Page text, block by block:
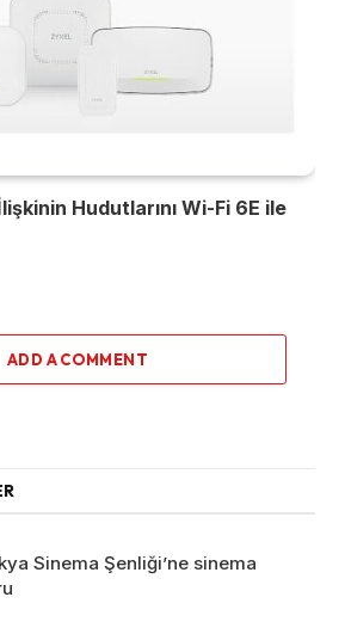
Hudutlarını Wi-Fi 6E ile
ADD A COMMENT
Sinema Şenliği’ne sinema